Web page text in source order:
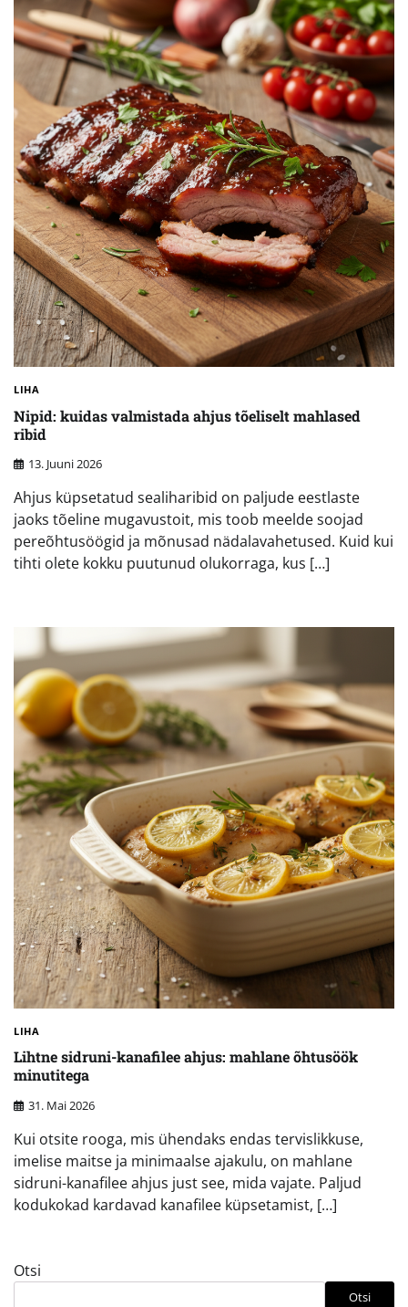
LIHA
Nipid: kuidas valmistada ahjus tõeliselt mahlased
ribid
13. Juuni 2026
Ahjus küpsetatud sealiharibid on paljude eestlaste
jaoks tõeline mugavustoit, mis toob meelde soojad
pereõhtusöögid ja mõnusad nädalavahetused. Kuid kui
tihti olete kokku puutunud olukorraga, kus […]
LIHA
Lihtne sidruni-kanafilee ahjus: mahlane õhtusöök
minutitega
31. Mai 2026
Kui otsite rooga, mis ühendaks endas tervislikkuse,
imelise maitse ja minimaalse ajakulu, on mahlane
sidruni-kanafilee ahjus just see, mida vajate. Paljud
kodukokad kardavad kanafilee küpsetamist, […]
Otsi
Otsi